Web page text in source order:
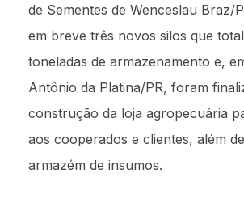
de Sementes de Wenceslau Braz/
em breve três novos silos que
toneladas de armazenamento e,
Antônio da Platina/PR, foram
construção da loja agropecuária
aos cooperados e clientes, além
armazém de insumos.